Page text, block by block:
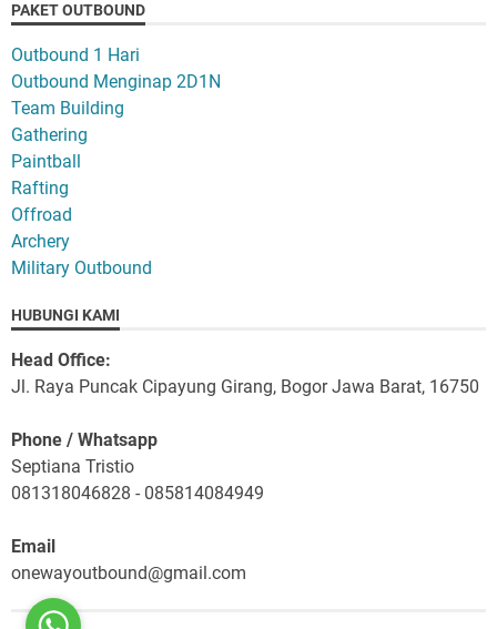
PAKET OUTBOUND
Outbound 1 Hari
Outbound Menginap 2D1N
Team Building
Gathering
Paintball
Rafting
Offroad
Archery
Military Outbound
HUBUNGI KAMI
Head Office:
Jl. Raya Puncak Cipayung Girang, Bogor Jawa Barat, 16750
Phone / Whatsapp
Septiana Tristio
081318046828 - 085814084949
Email
onewayoutbound@gmail.com